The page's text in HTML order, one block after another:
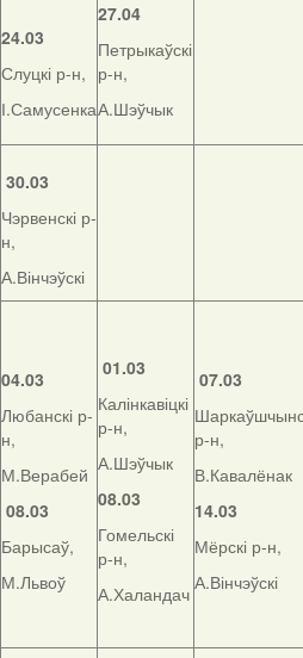
24.03
Слуцкі р-н,
І.Самусенка
27.04
Петрыкаўскі
р-н,
А.Шэўчык
30.03
Чэрвенскі р-
н,
А.Вінчэўскі
04.03
Любанскі р-
н,
М.Верабей
08.03
Барысаў,
М.Львоў
01.03
Калінкавіцкі
р-н,
А.Шэўчык
08.03
Гомельскі
р-н,
А.Халандач
07.03
р-н,
В.Кавалёнак
14.03
Мёрскі р-н,
А.Вінчэўскі